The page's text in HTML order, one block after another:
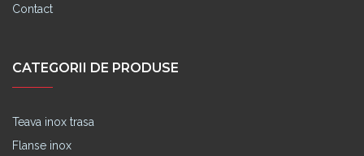
Contact
CATEGORII DE PRODUSE
Teava inox trasa
Flanse inox